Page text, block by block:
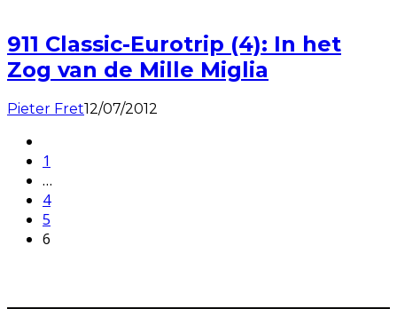
911 Classic-Eurotrip (4): In het
Zog van de Mille Miglia
Pieter Fret12/07/2012
1
…
4
5
6